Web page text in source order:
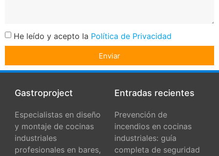
He leído y acepto la Política de Privacidad
Enviar
Gastroproject
Especialistas en diseño
y montaje de cocinas
industriales
profesionales en bares,
Entradas recientes
Prevención de
incendios en cocinas
industriales: guía
completa de seguridad